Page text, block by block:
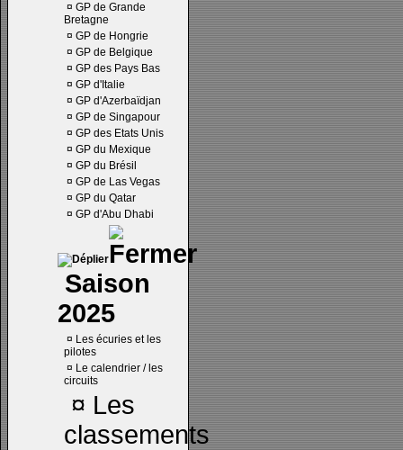
¤ GP de Grande
Bretagne
¤ GP de Hongrie
¤ GP de Belgique
¤ GP des Pays Bas
¤ GP d'Italie
¤ GP d'Azerbaïdjan
¤ GP de Singapour
¤ GP des Etats Unis
¤ GP du Mexique
¤ GP du Brésil
¤ GP de Las Vegas
¤ GP du Qatar
¤ GP d'Abu Dhabi
Saison
2025
¤ Les écuries et les
pilotes
¤ Le calendrier / les
circuits
¤ Les
classements